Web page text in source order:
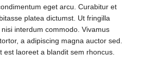
eget arcu. Curabitur et
platea dictumst. Ut fringilla
interdum commodo. Vivamus
a adipiscing magna auctor sed.
est laoreet a blandit sem rhoncus.